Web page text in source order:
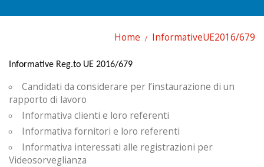
Home InformativeUE2016/679
Informative Reg.to UE 2016/679
Candidati da considerare per l’instaurazione di un
rapporto di lavoro
Informativa clienti e loro referenti
Informativa fornitori e loro referenti
Informativa interessati alle registrazioni per
Videosorveglianza